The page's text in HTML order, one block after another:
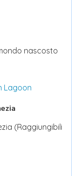
nascosto
(Raggiungibili